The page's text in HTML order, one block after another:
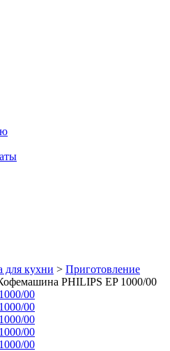
для кухни > Приготовление
PHILIPS EP 1000/00